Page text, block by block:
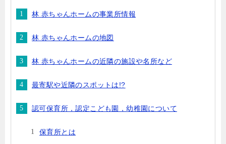
林 赤ちゃんホームの事業所情報
林 赤ちゃんホームの地図
林 赤ちゃんホームの近隣の施設や名所など
最寄駅や近隣のスポットは!?
認可保育所，認定こども園，幼稚園について
保育所とは